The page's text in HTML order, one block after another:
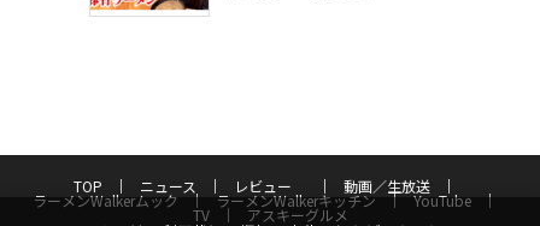
TOP ニュース レビュー 動画／生放送
ラーメンWalkerムック ラーメンWalkerキッチン YouTube
TV アスキーグルメ